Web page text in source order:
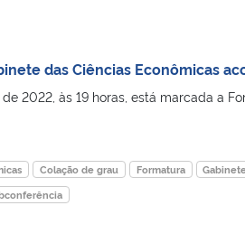
das Ciências Econômicas
2022, às 19 horas, está marcada a
Colação de grau Formatura